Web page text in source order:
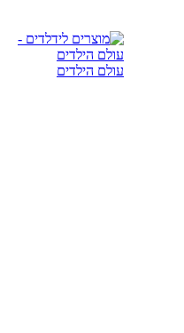
עולם הילדים